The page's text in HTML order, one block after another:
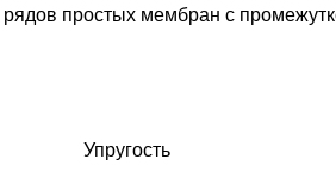
рядов простых мембран с
Упругость